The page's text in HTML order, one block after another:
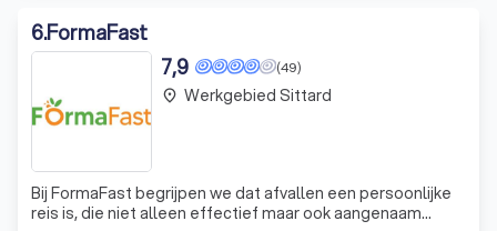
6.FormaFast
(49)
7,9
Bij FormaFast begrijpen we dat afvallen een persoonlijke
reis is, die niet alleen effectief maar ook aangenaam
place Werkgebied Sittard